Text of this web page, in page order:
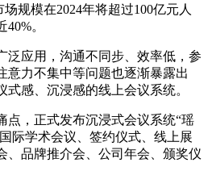
规模在2024年将超过100亿元人
。
应用，沟通不同步、效率低，参
意力不集中等问题也逐渐暴露出
感、沉浸感的线上会议系统。
，正式发布沉浸式会议系统“瑶
际学术会议、签约仪式、线上展
、品牌推介会、公司年会、颁奖仪